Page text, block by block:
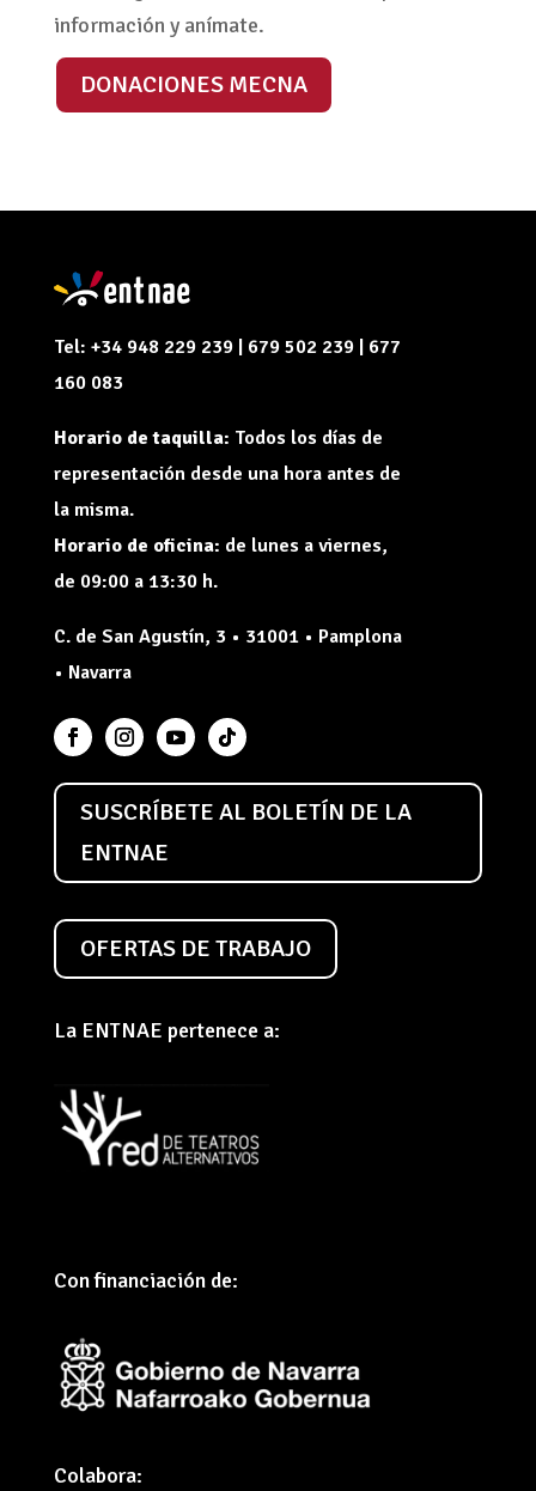
información y anímate.
DONACIONES MECNA
Tel: +34 948 229 239 | 679 502 239 | 677
160 083
Horario de taquilla: Todos los días de
representación desde una hora antes de
la misma.
Horario de oficina: de lunes a viernes,
de 09:00 a 13:30 h.
C. de San Agustín, 3 • 31001 • Pamplona
• Navarra
SUSCRÍBETE AL BOLETÍN DE LA
ENTNAE
OFERTAS DE TRABAJO
La ENTNAE pertenece a:
Con financiación de:
Colabora: